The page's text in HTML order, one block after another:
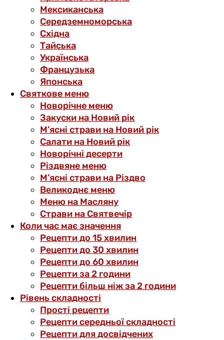
Мексиканська
Середземноморська
Східна
Тайська
Українська
Французька
Японська
Святкове меню
Новорічне меню
Закуски на Новий рік
М’ясні страви на Новий рік
Салати на Новий рік
Новорічні десерти
Різдвяне меню
М’ясні страви на Різдво
Великоднє меню
Меню на Масляну
Страви на Святвечір
Коли час має значення
Рецепти до 15 хвилин
Рецепти до 30 хвилин
Рецепти до 60 хвилин
Рецепти за 2 години
Рецепти більш ніж за 2 години
Рівень складності
Прості рецепти
Рецепти середньої складності
Рецепти для досвідчених